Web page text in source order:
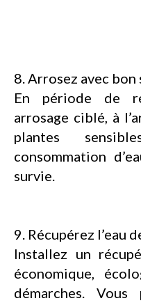
8. Arrosez avec bon
En période de
arrosage ciblé, à
plantes
consommation
survie.
9. Récupérez l’eau
Installez un
économique,
démarches.